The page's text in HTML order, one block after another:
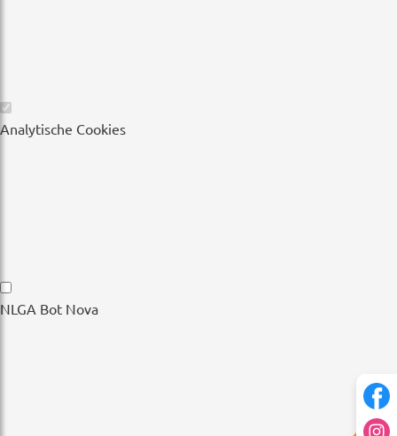
Wesentliche
Cookies
Analytische Cookies
Analytische
Cookies
NLGA Bot Nova